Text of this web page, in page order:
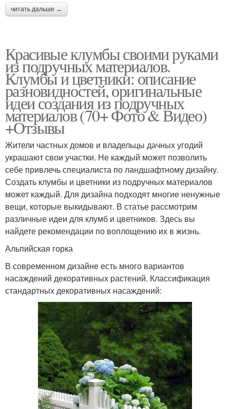
читать дальше →
Красивые клумбы своими руками
из подручных материалов.
Клумбы и цветники: описание
разновидностей, оригинальные
идеи создания из подручных
материалов (70+ Фото & Видео)
+Отзывы
Жители частных домов и владельцы дачных угодий
украшают свои участки. Не каждый может позволить
себе привлечь специалиста по ландшафтному дизайну.
Создать клумбы и цветники из подручных материалов
может каждый. Для дизайна подходят многие ненужные
вещи, которые выкидывают. В статье рассмотрим
различные идеи для клумб и цветников. Здесь вы
найдете рекомендации по воплощению их в жизнь.
Альпийская горка
В современном дизайне есть много вариантов
насаждений декоративных растений. Классификация
стандартных декоративных насаждений: